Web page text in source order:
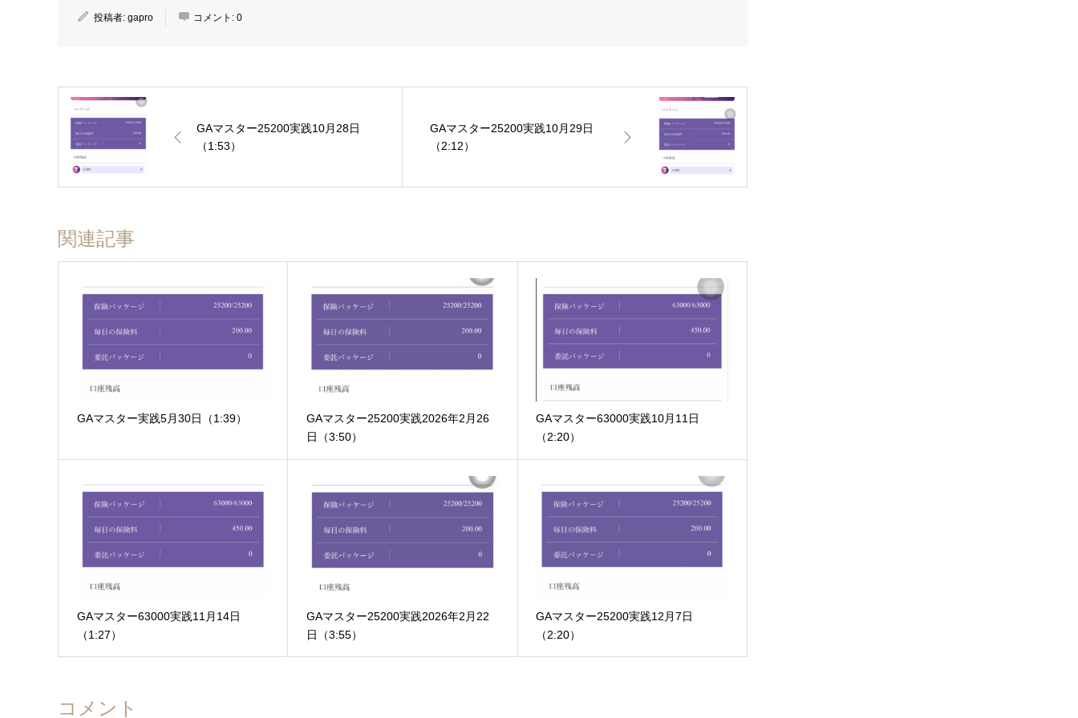
投稿者: gapro コメント: 0
GAマスター25200実践10月28日
（1:53）
GAマスター25200実践10月29日
（2:12）
関連記事
GAマスター実践5月30日（1:39）
GAマスター25200実践2026年2月26
日（3:50）
GAマスター63000実践10月11日
（2:20）
GAマスター63000実践11月14日
（1:27）
GAマスター25200実践2026年2月22
日（3:55）
GAマスター25200実践12月7日
（2:20）
コメント